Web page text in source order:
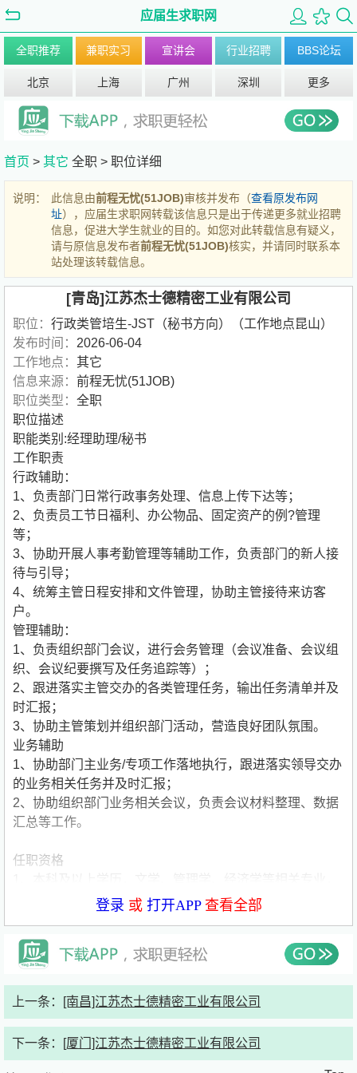
应届生求职网
全职推荐 兼职实习 宣讲会 行业招聘 BBS论坛
北京 上海 广州 深圳 更多
首页 > 其它 全职 > 职位详细
说明： 此信息由前程无忧(51JOB)审核并发布（查看原发布网
址），应届生求职网转载该信息只是出于传递更多就业招聘
信息，促进大学生就业的目的。如您对此转载信息有疑义，
请与原信息发布者前程无忧(51JOB)核实，并请同时联系本
站处理该转载信息。
[青岛]江苏杰士德精密工业有限公司
职位： 行政类管培生-JST（秘书方向）（工作地点昆山）
发布时间： 2026-06-04
工作地点： 其它
信息来源： 前程无忧(51JOB)
职位类型： 全职
职位描述
职能类别:经理助理/秘书
工作职责
行政辅助：
1、负责部门日常行政事务处理、信息上传下达等；
2、负责员工节日福利、办公物品、固定资产的例?管理
等；
3、协助开展人事考勤管理等辅助工作，负责部门的新人接
待与引导；
4、统筹主管日程安排和文件管理，协助主管接待来访客
户。
管理辅助：
1、负责组织部门会议，进行会务管理（会议准备、会议组
织、会议纪要撰写及任务追踪等）；
2、跟进落实主管交办的各类管理任务，输出任务清单并及
时汇报；
3、协助主管策划并组织部门活动，营造良好团队氛围。
业务辅助
1、协助部门主业务/专项工作落地执行，跟进落实领导交办
的业务相关任务并及时汇报；
2、协助组织部门业务相关会议，负责会议材料整理、数据
汇总等工作。
任职资格
汉语言文学、人力资源管理、工商管理等相关专业优先
级/雅思5.5分以上优先考虑
3、熟练操作Word、Excel、PowerPoint等常用办公软件
程，具备文字撰写与校对能力，可独立完成公文、纪要等文
6、具备良好的沟通表达能力，善于倾听、精准传达，具备
登录 或 打开APP查看全部
上一条： [南昌]江苏杰士德精密工业有限公司
下一条： [厦门]江苏杰士德精密工业有限公司